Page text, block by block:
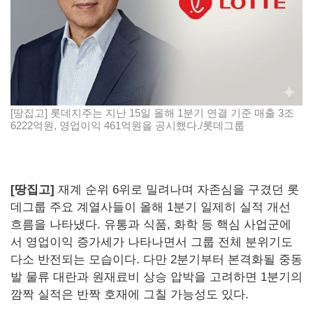
[땅집고] 롯데지주는 지난 15일 올해 1분기 연결 기준 매출 3조
6222억원, 영업이익 461억원을 공시했다./롯데그룹
[땅집고] 재계 순위 6위로 밀려나며 자존심을 구겼던 롯
데그룹 주요 계열사들이 올해 1분기 일제히 실적 개선
흐름을 나타냈다. 유통과 식품, 화학 등 핵심 사업군에
서 영업이익 증가세가 나타나면서 그룹 전체 분위기도
다소 반전되는 모습이다. 다만 2분기부터 본격화될 중동
발 물류 대란과 원재료비 상승 압박을 고려하면 1분기의
깜짝 실적은 반짝 호재에 그칠 가능성도 있다.